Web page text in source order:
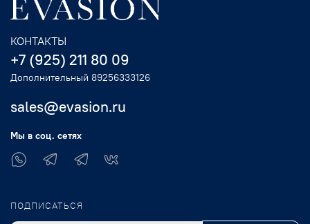
КОНТАКТЫ
+7 (925) 211 80 09
Дополнительный 89256333126
sales@evasion.ru
Мы в соц. сетях
ПОДПИСАТЬСЯ